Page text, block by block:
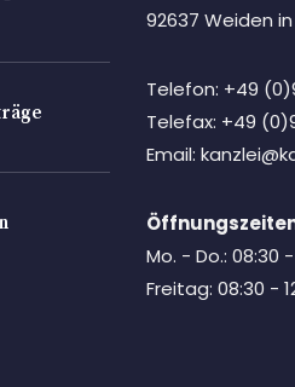
92637 Weiden
Telefon: +49
Telefax: +49
Email:
Mo. - Do.: 08:30
Freitag: 08:30 -